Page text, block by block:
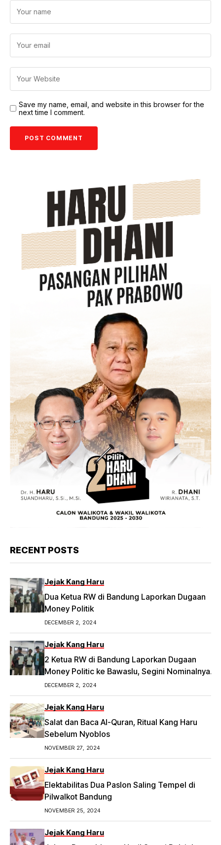
Save my name, email, and website in this browser for the
next time I comment.
RECENT POSTS
Jejak Kang Haru
Dua Ketua RW di Bandung Laporkan Dugaan
Money Politik
DECEMBER 2, 2024
Jejak Kang Haru
2 Ketua RW di Bandung Laporkan Dugaan
Money Politic ke Bawaslu, Segini Nominalnya
Artikel ini telah tayang di Tribunpriangan.com
dengan judul 2 Ketua RW di Bandung Laporkan
Dugaan Money Politic ke Bawaslu, Segini
Nominalnya,
https://priangan.tribunnews.com/2024/11/30/2-
DECEMBER 2, 2024
Jejak Kang Haru
Salat dan Baca Al-Quran, Ritual Kang Haru
Sebelum Nyoblos
NOVEMBER 27, 2024
Jejak Kang Haru
Elektabilitas Dua Paslon Saling Tempel di
Pilwalkot Bandung
NOVEMBER 25, 2024
Jejak Kang Haru